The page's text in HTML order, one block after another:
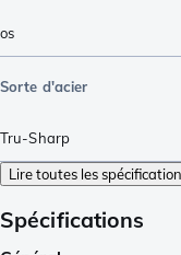
os
Sorte d'acier
Tru-Sharp
Lire toutes les
Spécifications